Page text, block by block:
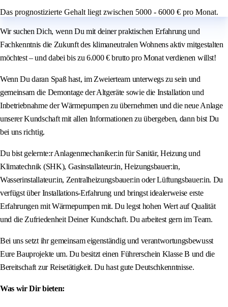
Das prognostizierte Gehalt liegt zwischen 5000 - 6000 € pro Monat.
Wir suchen Dich, wenn Du mit deiner praktischen Erfahrung und
Fachkenntnis die Zukunft des klimaneutralen Wohnens aktiv mitgestalten
möchtest – und dabei bis zu 6.000 € brutto pro Monat verdienen willst!
Wenn Du daran Spaß hast, im Zweierteam unterwegs zu sein und
gemeinsam die Demontage der Altgeräte sowie die Installation und
Inbetriebnahme der Wärmepumpen zu übernehmen und die neue Anlage
unserer Kundschaft mit allen Informationen zu übergeben, dann bist Du
bei uns richtig.
Du bist gelernte:r Anlagenmechaniker:in für Sanitär, Heizung und
Klimatechnik (SHK), Gasinstallateur:in, Heizungsbauer:in,
Wasserinstallateur:in, Zentralheizungsbauer:in oder Lüftungsbauer:in. Du
verfügst über Installations-Erfahrung und bringst idealerweise erste
Erfahrungen mit Wärmepumpen mit. Du legst hohen Wert auf Qualität
und die Zufriedenheit Deiner Kundschaft. Du arbeitest gern im Team.
Bei uns setzt ihr gemeinsam eigenständig und verantwortungsbewusst
Eure Bauprojekte um. Du besitzt einen Führerschein Klasse B und die
Bereitschaft zur Reisetätigkeit. Du hast gute Deutschkenntnisse.
Was wir Dir bieten: